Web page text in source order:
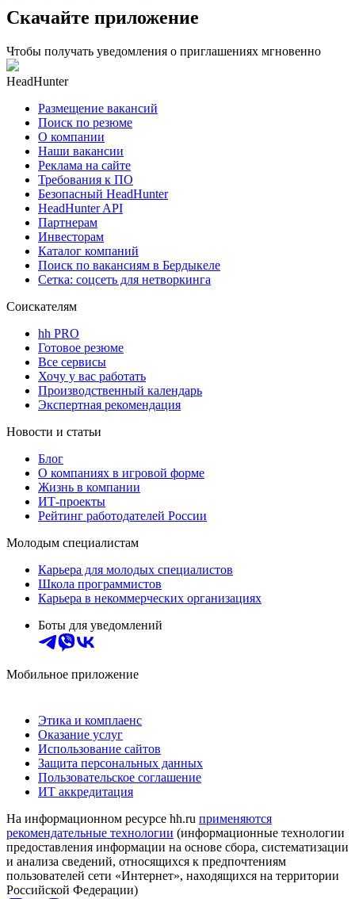
Скачайте приложение
Чтобы получать уведомления о приглашениях мгновенно
HeadHunter
Размещение вакансий
Поиск по резюме
О компании
Наши вакансии
Реклама на сайте
Требования к ПО
Безопасный HeadHunter
HeadHunter API
Партнерам
Инвесторам
Каталог компаний
Поиск по вакансиям в Бердыкеле
Сетка: соцсеть для нетворкинга
Соискателям
hh PRO
Готовое резюме
Все сервисы
Хочу у вас работать
Производственный календарь
Экспертная рекомендация
Новости и статьи
Блог
О компаниях в игровой форме
Жизнь в компании
ИТ-проекты
Рейтинг работодателей России
Молодым специалистам
Карьера для молодых специалистов
Школа программистов
Карьера в некоммерческих организациях
Боты для уведомлений
Мобильное приложение
Этика и комплаенс
Оказание услуг
Использование сайтов
Защита персональных данных
Пользовательское соглашение
ИТ аккредитация
На информационном ресурсе hh.ru применяются
рекомендательные технологии (информационные технологии
предоставления информации на основе сбора, систематизации
и анализа сведений, относящихся к предпочтениям
пользователей сети «Интернет», находящихся на территории
Российской Федерации)